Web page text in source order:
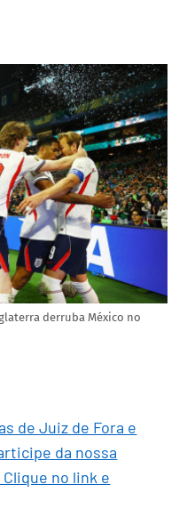
derruba México no
de Juiz de Fora e
da nossa
no link e